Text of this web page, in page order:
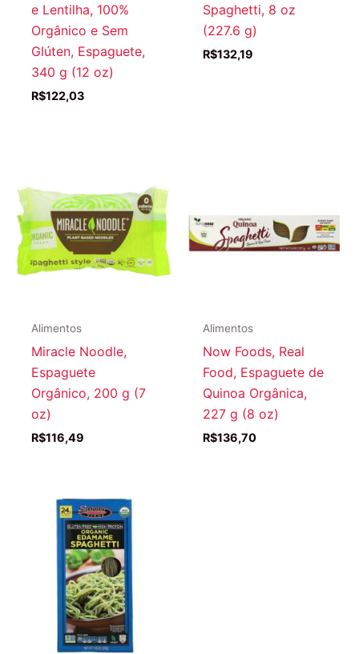
e Lentilha, 100%
Orgânico e Sem
Glúten, Espaguete,
340 g (12 oz)
R$122,03
Spaghetti, 8 oz
(227.6 g)
R$132,19
Alimentos
Miracle Noodle,
Espaguete
Orgânico, 200 g (7
oz)
R$116,49
Alimentos
Now Foods, Real
Food, Espaguete de
Quinoa Orgânica,
227 g (8 oz)
R$136,70